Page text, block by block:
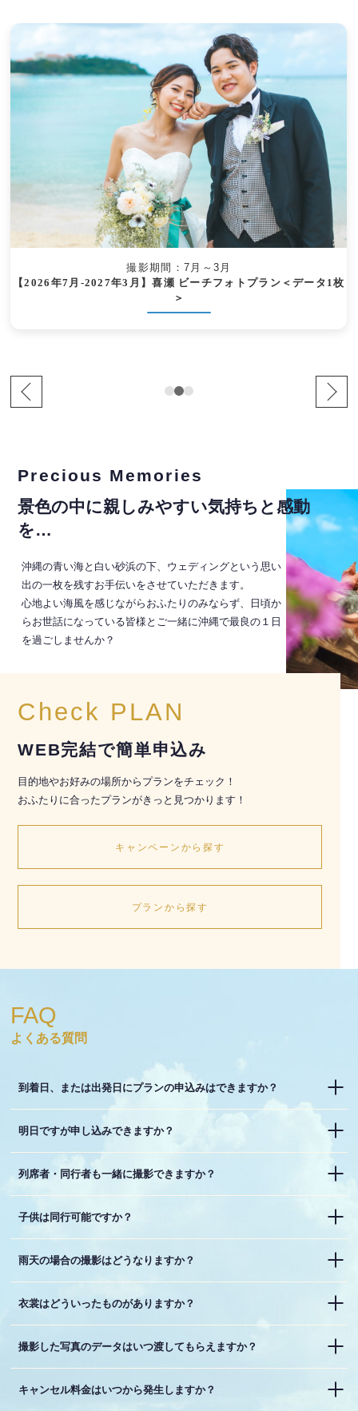
撮影期間：7月～3月
【2026年7月-2027年3月】喜瀬 ビーチフォトプラン＜データ1枚
＞
Precious Memories
景色の中に親しみやすい気持ちと感動
を…
沖縄の青い海と白い砂浜の下、ウェディングという思い
出の一枚を残すお手伝いをさせていただきます。
心地よい海風を感じながらおふたりのみならず、日頃か
らお世話になっている皆様とご一緒に沖縄で最良の１日
を過ごしませんか？
Check PLAN
WEB完結で簡単申込み
目的地やお好みの場所からプランをチェック！
おふたりに合ったプランがきっと見つかります！
キャンペーンから探す
プランから探す
FAQ
よくある質問
到着日、または出発日にプランの申込みはできますか？
明日ですが申し込みできますか？
列席者・同行者も一緒に撮影できますか？
子供は同行可能ですか？
雨天の場合の撮影はどうなりますか？
衣裳はどういったものがありますか？
撮影した写真のデータはいつ渡してもらえますか？
キャンセル料金はいつから発生しますか？